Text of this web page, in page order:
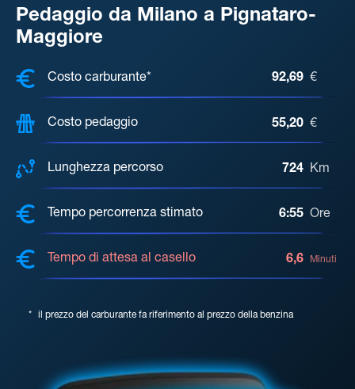
Pedaggio da Milano a Pignataro-
Maggiore
COSTI, DISTANZA, TEMPO DI
Costo carburante* 92,69 €
Costo pedaggio 55,20 €
Lunghezza percorso 724 Km
Tempo percorrenza stimato 6:55 Ore
Tempo di attesa al casello 6,6 Minuti
* il prezzo del carburante fa riferimento al prezzo della benzina